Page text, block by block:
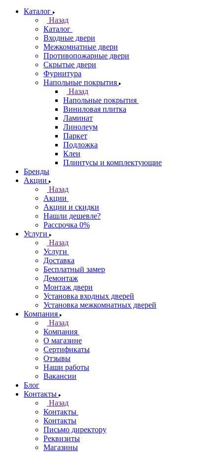
Каталог
Назад
Каталог
Входные двери
Межкомнатные двери
Противопожарные двери
Скрытые двери
Фурнитура
Напольные покрытия
Назад
Напольные покрытия
Виниловая плитка
Ламинат
Линолеум
Паркет
Подложка
Клеи
Плинтусы и комплектующие
Бренды
Акции
Назад
Акции
Акции и скидки
Нашли дешевле?
Рассрочка 0%
Услуги
Назад
Услуги
Доставка
Бесплатный замер
Демонтаж
Монтаж двери
Установка входных дверей
Установка межкомнатных дверей
Компания
Назад
Компания
О магазине
Сертификаты
Отзывы
Наши работы
Вакансии
Блог
Контакты
Назад
Контакты
Контакты
Письмо директору
Реквизиты
Магазины